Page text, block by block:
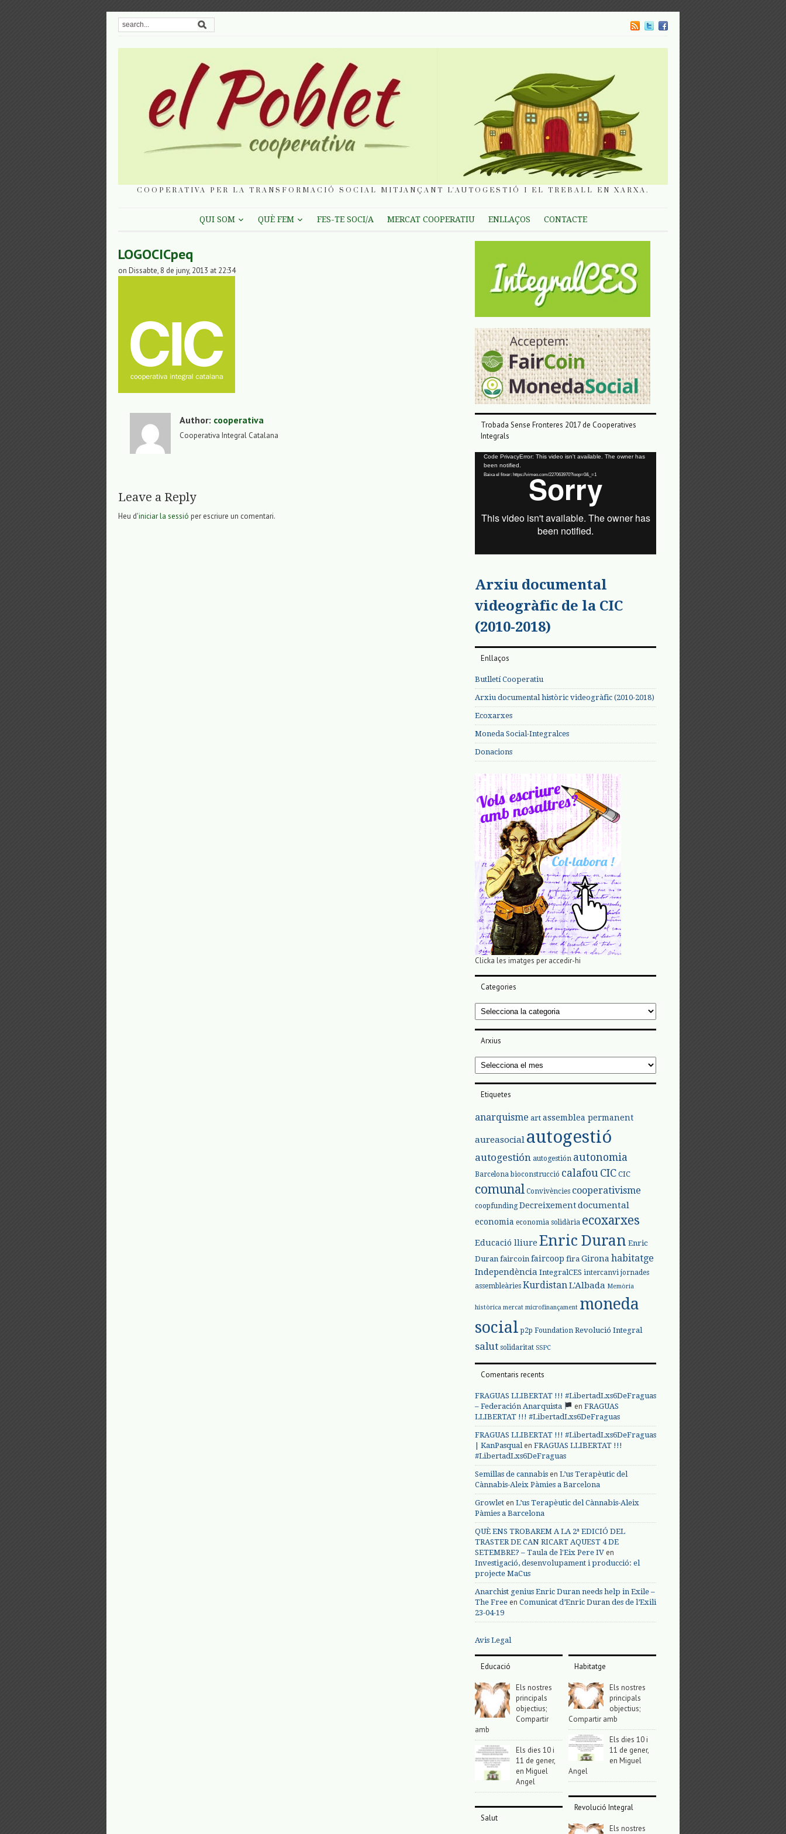
COOPERATIVA PER LA TRANSFORMACIÓ SOCIAL MITJANÇANT L'AUTOGESTIÓ I EL TREBALL EN XARXA.
QUI SOM QUÈ FEM FES-TE SOCI/A MERCAT COOPERATIU ENLLAÇOS CONTACTE
LOGOCICpeq
on Dissabte, 8 de juny, 2013 at 22:34
Author: cooperativa
Cooperativa Integral Catalana
Leave a Reply
Heu d'iniciar la sessió per escriure un comentari.
Trobada Sense Fronteres 2017 de Cooperatives
Integrals
Reproductor
vídeo
Code PrivacyError: This video isn't available. The owner has
been notified.
Baixa el fitxer: https://vimeo.com/227063970?loop=0&_=1
Arxiu documental
videogràfic de la CIC
(2010-2018)
Enllaços
Butlletí Cooperatiu
Arxiu documental històric videogràfic (2010-2018)
Ecoxarxes
Moneda Social-Integralces
Donacions
Clicka les imatges per accedir-hi
Categories
Categories
Arxius
Arxius
Etiquetes
anarquisme art assemblea permanent
aureasocial autogestió
autogestión autogestión autonomia
Barcelona bioconstrucció calafou CIC CIC
comunal Convivències cooperativisme
coopfunding Decreixementdocumental
economia economia solidària ecoxarxes
Educació lliure Enric Duran Enric
Duran faircoin faircoop fira Girona habitatge
Independència IntegralCES intercanvi jornades
assembleàries Kurdistan L'Albada Memòria
històrica mercat microfinançament moneda
social p2p Foundation Revolució Integral
salut solidaritat SSPC
Comentaris recents
FRAGUAS LLIBERTAT !!! #LibertadLxs6DeFraguas
– Federación Anarquista
en FRAGUAS
LLIBERTAT !!! #LibertadLxs6DeFraguas
FRAGUAS LLIBERTAT !!! #LibertadLxs6DeFraguas
| KanPasqualen FRAGUAS LLIBERTAT !!!
#LibertadLxs6DeFraguas
Semillas de cannabis en L’us Terapèutic del
Cànnabis-Aleix Pàmies a Barcelona
Growlet en L’us Terapèutic del Cànnabis-Aleix
Pàmies a Barcelona
QUÈ ENS TROBAREM A LA 2ª EDICIÓ DEL
TRASTER DE CAN RICART AQUEST 4 DE
SETEMBRE? – Taula de l'Eix Pere IV en
Investigació, desenvolupament i producció: el
projecte MaCus
Anarchist genius Enric Duran needs help in Exile –
The Free en Comunicat d’Enric Duran des de l’Exili
23-04-19
Avis Legal
Educació
Els nostres
principals
objectius;
Compartir
amb
Els dies 10 i
11 de gener,
en Miguel
Angel
Salut
Habitatge
Els nostres
principals
objectius;
Compartir amb
Els dies 10 i
11 de gener,
en Miguel
Angel
Revolució Integral
Els nostres